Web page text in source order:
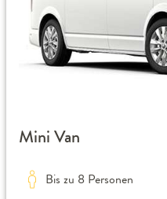
Mini Van
Bis zu 8 Personen